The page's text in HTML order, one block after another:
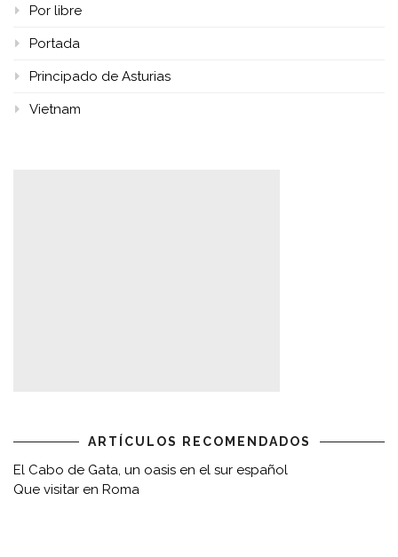
Por libre
Portada
Principado de Asturias
Vietnam
ARTÍCULOS RECOMENDADOS
El Cabo de Gata, un oasis en el sur español
Que visitar en Roma